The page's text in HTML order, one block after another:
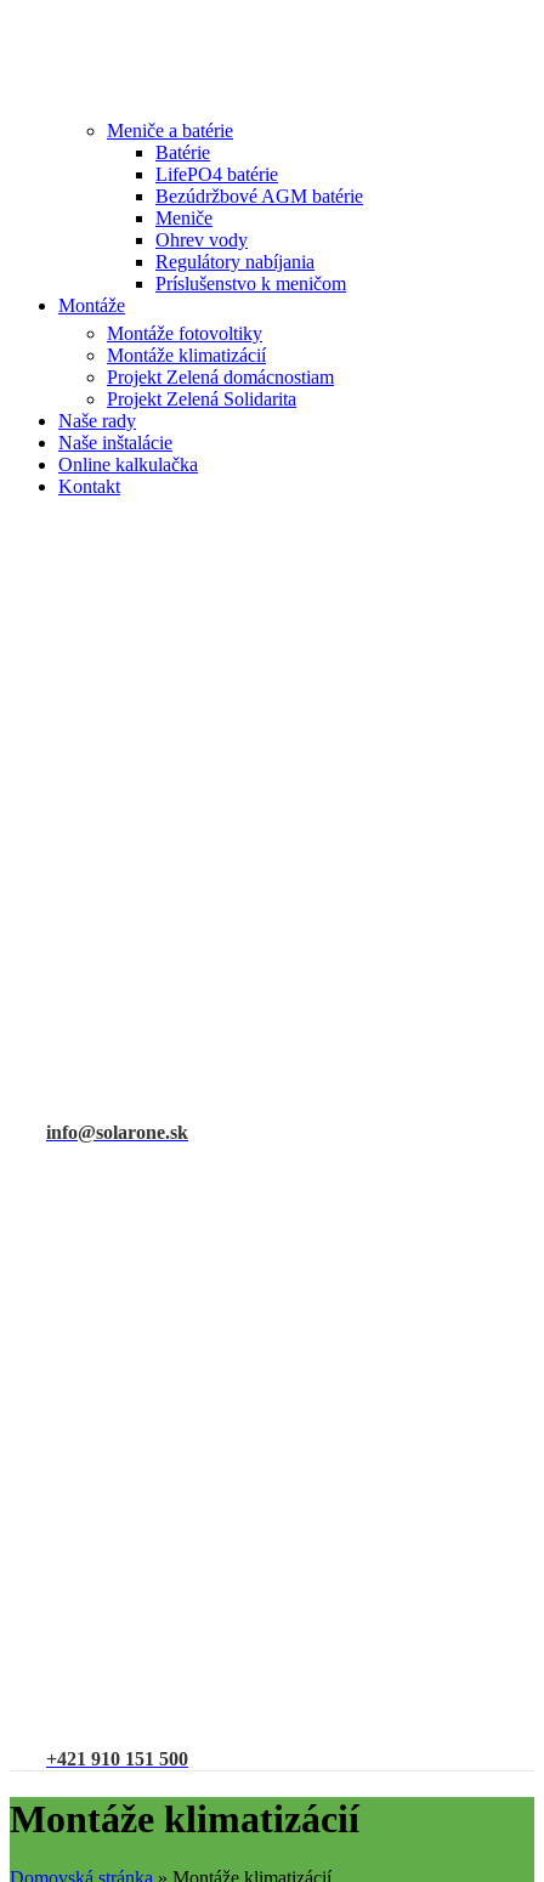
Meniče a batérie
Batérie
LifePO4 batérie
Bezúdržbové AGM batérie
Meniče
Ohrev vody
Regulátory nabíjania
Príslušenstvo k meničom
Montáže
Montáže fotovoltiky
Montáže klimatizácií
Projekt Zelená domácnostiam
Projekt Zelená Solidarita
Naše rady
Naše inštalácie
Online kalkulačka
Kontakt
info@solarone.sk
+421 910 151 500
Montáže klimatizácií